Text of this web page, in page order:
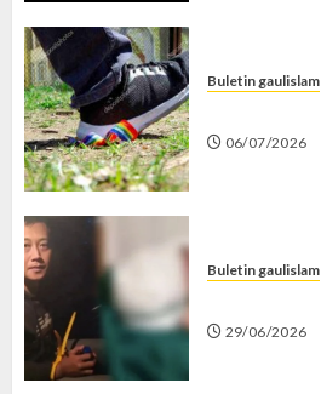
Buletin gaulislam
06/07/2026
Buletin gaulislam
29/06/2026